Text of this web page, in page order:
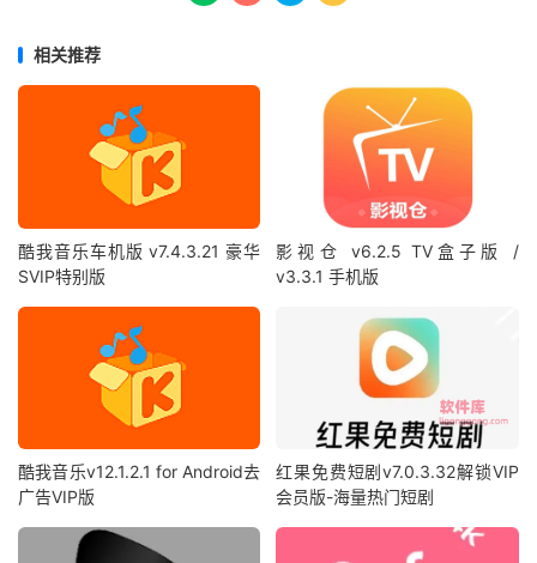
相关推荐
酷我音乐车机版 v7.4.3.21 豪华
SVIP特别版
影视仓 v6.2.5 TV盒子版 /
v3.3.1 手机版
酷我音乐v12.1.2.1 for Android去
广告VIP版
红果免费短剧v7.0.3.32解锁VIP
会员版-海量热门短剧